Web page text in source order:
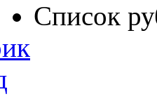
Список